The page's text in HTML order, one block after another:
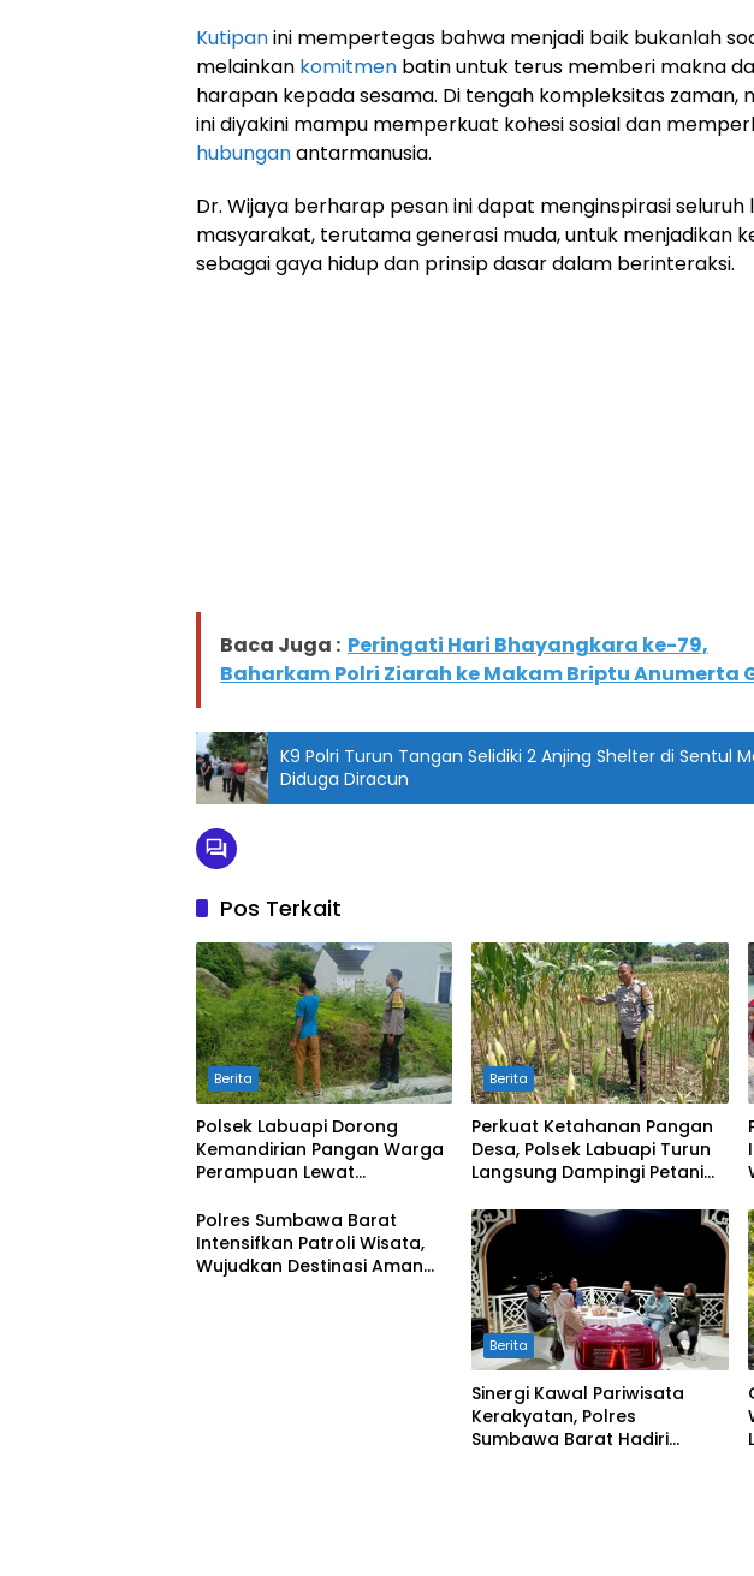
Kutipanini mempertegas bahwa menjadi baik bukanlah
melainkan komitmen batin untuk terus memberi makna
harapan kepada sesama. Di tengah kompleksitas zaman,
ini diyakini mampu memperkuat kohesi sosial dan
hubunganantarmanusia.
Dr. Wijaya berharap pesan ini dapat menginspirasi seluruh
masyarakat, terutama generasi muda, untuk menjadikan
sebagai gaya hidup dan prinsip dasar dalam berinteraksi.
Baca Juga : Peringati Hari Bhayangkara ke-79,
Baharkam Polri Ziarah ke Makam Briptu Anumerta
K9 Polri Turun Tangan Selidiki 2 Anjing Shelter di Sentul
Diduga Diracun
Pos Terkait
Berita
Polsek Labuapi Dorong
Kemandirian Pangan Warga
Perampuan Lewat
Rumah
Berita
Perkuat Ketahanan Pangan
Desa, Polsek Labuapi Turun
Langsung Dampingi Petani
Polres Sumbawa Barat
Intensifkan Patroli Wisata,
Wujudkan Destinasi Aman
Berita
Sinergi Kawal Pariwisata
Kerakyatan, Polres
Sumbawa Barat Hadiri